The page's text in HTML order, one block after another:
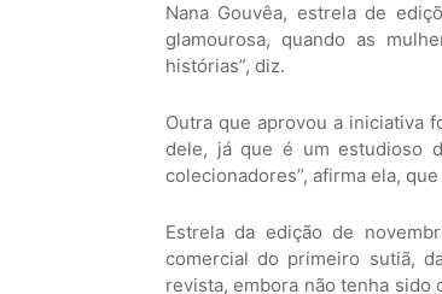
Nana Gouvêa, estrela de
glamourosa, quando as
histórias”, diz.
Outra que aprovou a iniciativa
dele, já que é um estudioso
colecionadores”, afirma ela,
Estrela da edição de
comercial do primeiro sutiã,
revista, embora não tenha sido